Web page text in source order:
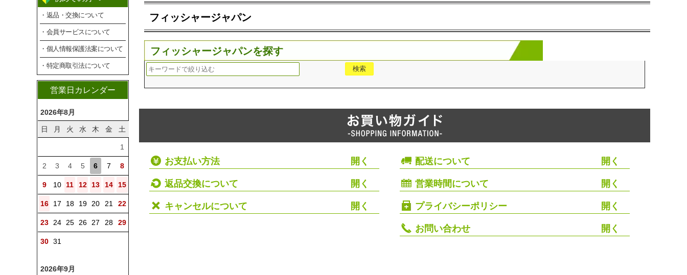
・返品・交換について
・会員サービスについて
・個人情報保護法案について
・特定商取引法について
営業日カレンダー
2026年8月
日 月 火 水 木 金 土
1
2 3 4 5 6 7 8
9 10 11 12 13 14 15
16 17 18 19 20 21 22
23 24 25 26 27 28 29
30 31
2026年9月
フィッシャージャパン
フィッシャージャパンを探す
お支払い方法
返品交換について
キャンセルについて
配送について
営業時間について
プライバシーポリシー
お問い合わせ